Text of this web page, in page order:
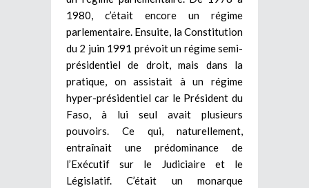
1980, c’était encore un régime
parlementaire. Ensuite, la Constitution
du 2 juin 1991 prévoit un régime semi-
présidentiel de droit, mais dans la
pratique, on assistait à un régime
hyper-présidentiel car le Président du
Faso, à lui seul avait plusieurs
pouvoirs. Ce qui, naturellement,
entraînait une prédominance de
l’Exécutif sur le Judiciaire et le
Législatif. C’était un monarque